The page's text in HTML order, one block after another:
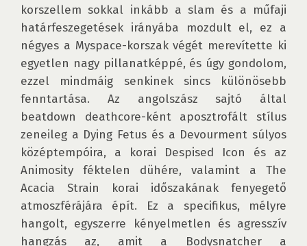
korszellem sokkal inkább a slam és a műfaji
határfeszegetések irányába mozdult el, ez a
négyes a Myspace-korszak végét merevítette ki
egyetlen nagy pillanatképpé, és úgy gondolom,
ezzel mindmáig senkinek sincs különösebb
fenntartása. Az angolszász sajtó által
beatdown deathcore-ként aposztrofált stílus
zeneileg a Dying Fetus és a Devourment súlyos
középtempóira, a korai Despised Icon és az
Animosity féktelen dühére, valamint a The
Acacia Strain korai időszakának fenyegető
atmoszférájára épít. Ez a specifikus, mélyre
hangolt, egyszerre kényelmetlen és agresszív
hangzás az, amit a Bodysnatcher a